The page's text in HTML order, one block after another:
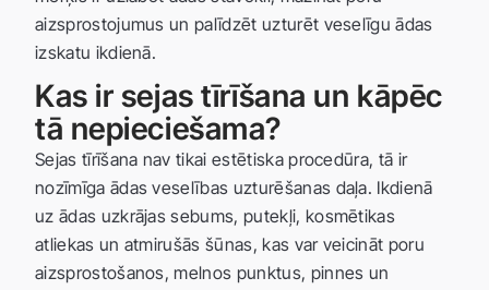
aizsprostojumus un palīdzēt uzturēt veselīgu ādas
izskatu ikdienā.
Kas ir sejas tīrīšana un kāpēc
tā nepieciešama?
Sejas tīrīšana nav tikai estētiska procedūra, tā ir
nozīmīga ādas veselības uzturēšanas daļa. Ikdienā
uz ādas uzkrājas sebums, putekļi, kosmētikas
atliekas un atmirušās šūnas, kas var veicināt poru
aizsprostošanos, melnos punktus, pinnes un